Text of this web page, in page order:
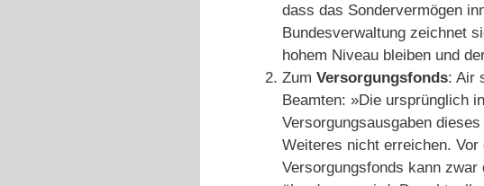
dass das Sondervermögen
Bundesverwaltung zeichnet
hohem Niveau bleiben und
Zum Versorgungsfonds: Air
Beamten: »Die ursprünglich
Versorgungsausgaben
Weiteres nicht erreichen.
Versorgungsfonds kann